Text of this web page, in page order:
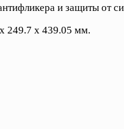
и защиты от
249.7 х 439.05 мм.